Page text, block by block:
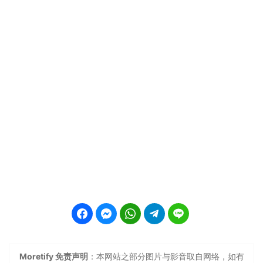
Moretify 免责声明 ：本网站之部分图片与影音取自网络，如有